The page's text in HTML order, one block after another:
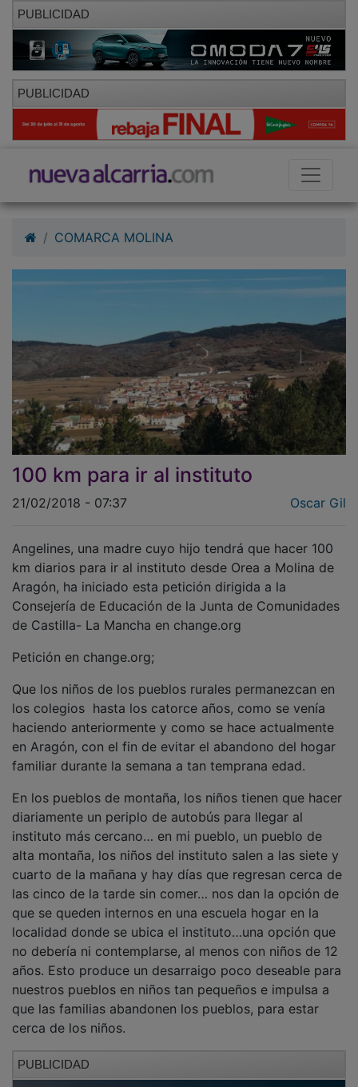
PUBLICIDAD
PUBLICIDAD
100 km para ir al instituto
km diarios para ir al instituto desde Orea a Molina de
Aragón, ha iniciado esta petición dirigida a la
Consejería de Educación de la Junta de Comunidades
de Castilla- La Mancha en change.org
los colegios hasta los catorce años, como se venía
haciendo anteriormente y como se hace actualmente
en Aragón, con el fin de evitar el abandono del hogar
familiar durante la semana a tan temprana edad.
diariamente un periplo de autobús para llegar al
instituto más cercano… en mi pueblo, un pueblo de
alta montaña, los niños del instituto salen a las siete y
cuarto de la mañana y hay días que regresan cerca de
las cinco de la tarde sin comer… nos dan la opción de
que se queden internos en una escuela hogar en la
localidad donde se ubica el instituto…una opción que
no debería ni contemplarse, al menos con niños de 12
años. Esto produce un desarraigo poco deseable para
nuestros pueblos en niños tan pequeños e impulsa a
que las familias abandonen los pueblos, para estar
cerca de los niños.